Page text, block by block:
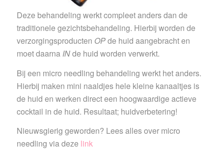
Deze behandeling werkt compleet anders dan de
traditionele gezichtsbehandeling. Hierbij worden de
verzorgingsproducten OPde huid aangebracht en
moet daarna INde huid worden verwerkt.
Bij een micro needling behandeling werkt het anders.
Hierbij maken mini naaldjes hele kleine kanaaltjes is
de huid en werken direct een hoogwaardige actieve
cocktail in de huid. Resultaat; huidverbetering!
Nieuwsgierig geworden? Lees alles over micro
needling via deze link